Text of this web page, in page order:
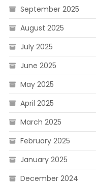
September 2025
August 2025
July 2025
June 2025
May 2025
April 2025
March 2025
February 2025
January 2025
December 2024